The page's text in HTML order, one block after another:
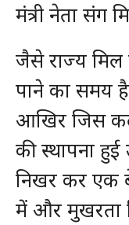
मंत्री नेता संग
जैसे राज्य मिल
पाने का समय है
आखिर जिस
की स्थापना
निखर कर एक
में और मुखरता